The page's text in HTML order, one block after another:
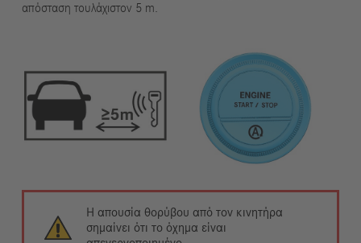
απόσταση τουλάχιστον 5 m.
Η απουσία θορύβου από τον κινητήρα
σημαίνει ότι το όχημα είναι